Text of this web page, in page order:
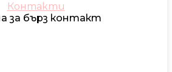
Контакти
за бърз контакт